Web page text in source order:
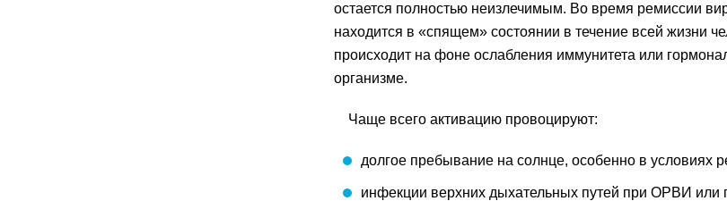
остается полностью неизлечимым. Во время ремиссии
находится в «спящем» состоянии в течение всей жизни
происходит на фоне ослабления иммунитета или
организме.
Чаще всего активацию провоцируют:
долгое пребывание на солнце, особенно в условиях
инфекции верхних дыхательных путей при ОРВИ или